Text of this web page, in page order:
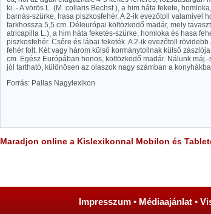
ki. - A vörös L. (M. collaris Bechst.), a him háta fekete,
barnás-szürke, hasa piszkosfehér. A 2-ik evezőtoll valamivel
farkhossza 5,5 cm. Déleurópai költözködő madár, mely
atricapilla L.), a him háta feketés-szürke, homloka és hasa
piszkosfehér. Csőre és lábai feketék. A 2-ik evezőtoll
fehér folt. Két vagy három külső kormánytollnak külső
cm. Egész Európában honos, költözködő madár. Nálunk
jól tartható, különösen az olaszok nagy számban a
Forrás: Pallas Nagylexikon
Maradjon online a Kislexikonnal Mobilon és
Impresszum • Médiaajánlat •